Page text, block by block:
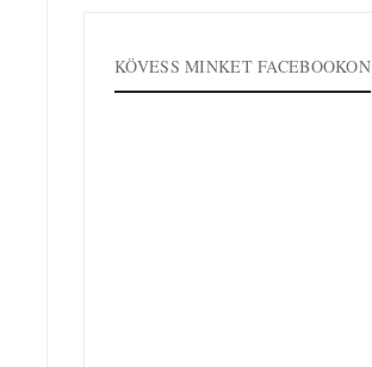
KÖVESS MINKET FACEBOOKON